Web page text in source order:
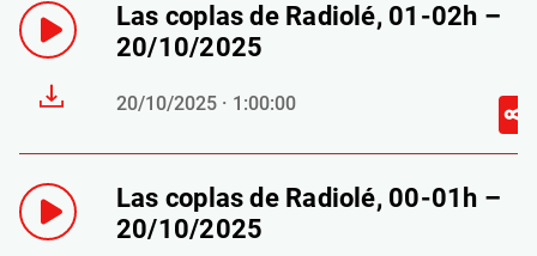
Las coplas de Radiolé, 01-02h –
20/10/2025
20/10/2025 · 1:00:00
Las coplas de Radiolé, 00-01h –
20/10/2025